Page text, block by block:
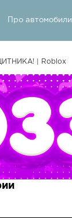
Про автомобили
| Roblox